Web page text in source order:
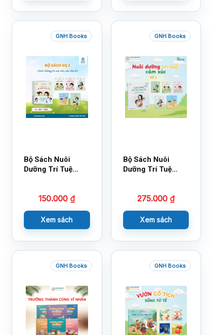
GNH Books
Bộ Sách Nuôi
Dưỡng Trí Tuệ
150.000₫
Xem sách
GNH Books
Bộ Sách Nuôi
Dưỡng Trí Tuệ
275.000 ₫
Xem sách
GNH Books GNH Books